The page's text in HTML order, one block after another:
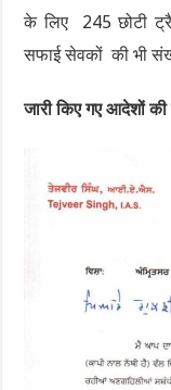
के लिए 245 छोटी
सफाई सेवकों की भी
जारी किए गए आदेशों की